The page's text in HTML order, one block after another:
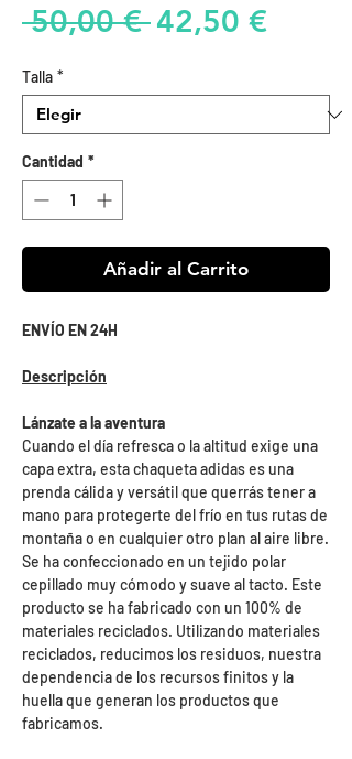
50,00 € Precio
42,50 €Precio
oferta
Talla *
Cantidad *
Añadir al Carrito
ENVÍO EN 24H
Descripción
Lánzate a la aventura
Cuando el día refresca o la altitud exige una
capa extra, esta chaqueta adidas es una
prenda cálida y versátil que querrás tener a
mano para protegerte del frío en tus rutas de
montaña o en cualquier otro plan al aire libre.
Se ha confeccionado en un tejido polar
cepillado muy cómodo y suave al tacto. Este
producto se ha fabricado con un 100% de
materiales reciclados. Utilizando materiales
reciclados, reducimos los residuos, nuestra
dependencia de los recursos finitos y la
huella que generan los productos que
fabricamos.